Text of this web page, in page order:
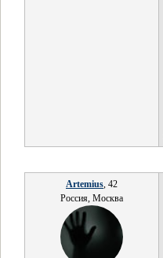
Artemius, 42
Россия, Москва